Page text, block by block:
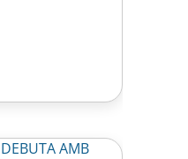
afrontar la
amb
per
categoria i